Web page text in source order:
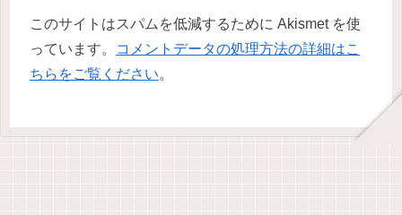
このサイトはスパムを低減するために Akismet を使
っています。
コメントデータの処理方法の詳細はこ
ちらをご覧ください。